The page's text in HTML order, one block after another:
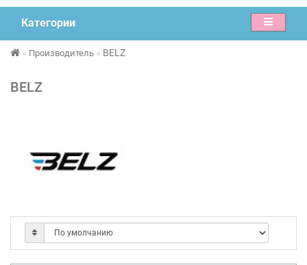
Категории
Производитель BELZ
BELZ